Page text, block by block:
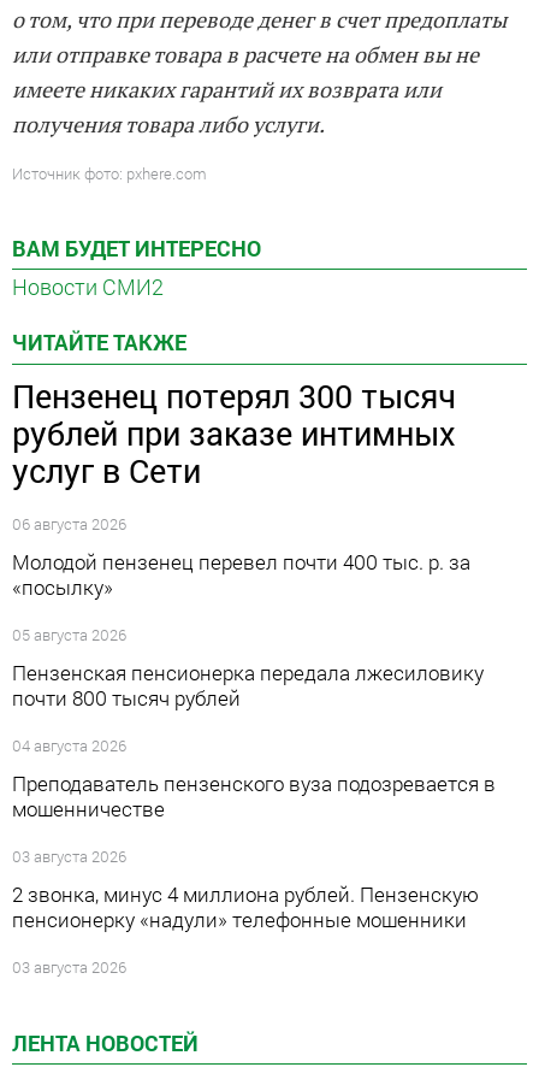
ЛЕНТА НОВОСТЕЙ
о том, что при переводе денег в счет предоплаты
или отправке товара в расчете на обмен вы не
имеете никаких гарантий их возврата или
получения товара либо услуги.
Источник фото: pxhere.com
ВАМ БУДЕТ ИНТЕРЕСНО
Новости СМИ2
ЧИТАЙТЕ ТАКЖЕ
Пензенец потерял 300 тысяч
рублей при заказе интимных
услуг в Сети
06 августа 2026
Молодой пензенец перевел почти 400 тыс. р. за
«посылку»
05 августа 2026
Пензенская пенсионерка передала лжесиловику
почти 800 тысяч рублей
04 августа 2026
Преподаватель пензенского вуза подозревается в
мошенничестве
03 августа 2026
2 звонка, минус 4 миллиона рублей. Пензенскую
пенсионерку «надули» телефонные мошенники
03 августа 2026